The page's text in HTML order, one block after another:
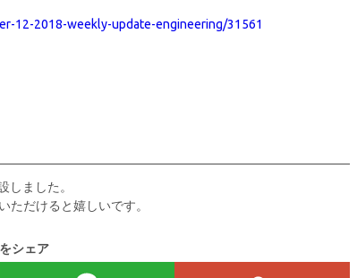
12-2018-weekly-update-engineering/31561
しました。
ただけると嬉しいです。
シェア